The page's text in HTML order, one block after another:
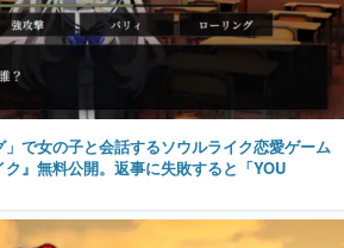
」で女の子と会話するソウルライク恋愛ゲーム
ク』無料公開。返事に失敗すると「YOU